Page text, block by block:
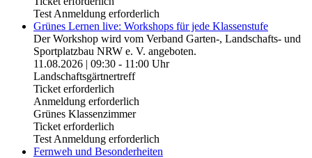
Test Anmeldung erforderlich
Grünes Lernen live: Workshops für jede Klassenstufe
Der Workshop wird vom Verband Garten-, Landschafts- und
Sportplatzbau NRW e. V. angeboten.
11.08.2026 | 09:30 - 11:00 Uhr
Landschaftsgärtnertreff
Ticket erforderlich
Anmeldung erforderlich
Grünes Klassenzimmer
Ticket erforderlich
Test Anmeldung erforderlich
Fernweh und Besonderheiten